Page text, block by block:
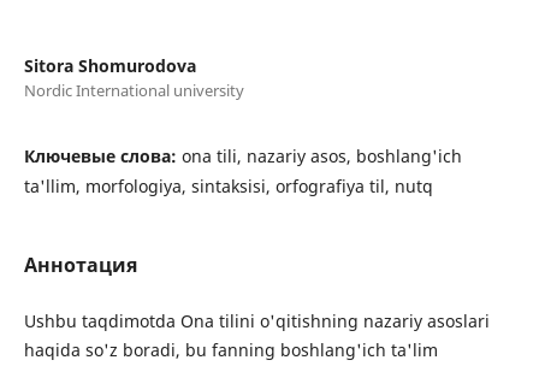
Sitora Shomurodova
Nordic International university
Ключевые слова: ona tili, nazariy asos, boshlang'ich
ta'llim, morfologiya, sintaksisi, orfografiya til, nutq
Аннотация
Ushbu taqdimotda Ona tilini o'qitishning nazariy asoslari
haqida so'z boradi, bu fanning boshlang'ich ta'lim